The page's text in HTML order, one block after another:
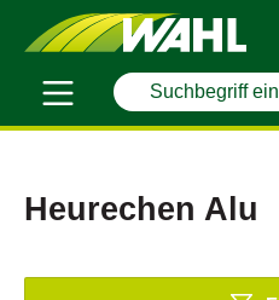
Heurechen Alu